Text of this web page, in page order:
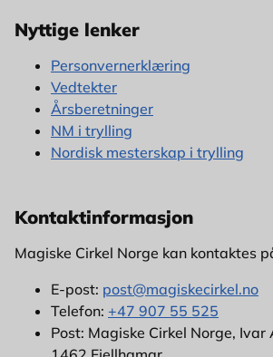
Nyttige lenker
Personvernerklæring
Vedtekter
Årsberetninger
NM i trylling
Nordisk mesterskap i trylling
Kontaktinformasjon
Magiske Cirkel Norge kan kontaktes
E-post: post@magiskecirkel.no
Telefon: +47 907 55 525
Post: Magiske Cirkel Norge, Ivar